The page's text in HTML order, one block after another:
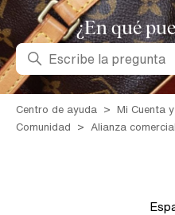
¿En qué
Búsqueda
Centro de ayuda Mi Cuenta
Comunidad
Alianza comercial